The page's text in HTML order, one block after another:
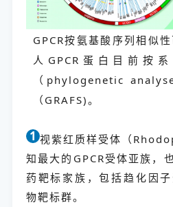
GPCR按氨基酸序列相似
人GPCR蛋白目前按
（phylogenetic
（GRAFS)。
1 视紫红质样受体（
知最大的GPCR受体亚族，
药靶标家族，包括趋化因
物靶标群。